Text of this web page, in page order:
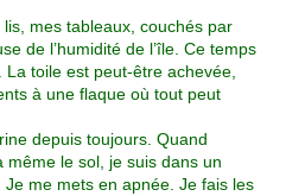
mes tableaux, couchés par
de l’humidité de l’île. Ce temps
toile est peut-être achevée,
à une flaque où tout peut
depuis toujours. Quand
même le sol, je suis dans un
Je me mets en apnée. Je fais les